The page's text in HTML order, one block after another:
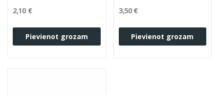
un avārijas
2,10 €
Pievienot grozam
un avārijas
3,50 €
Pievienot grozam